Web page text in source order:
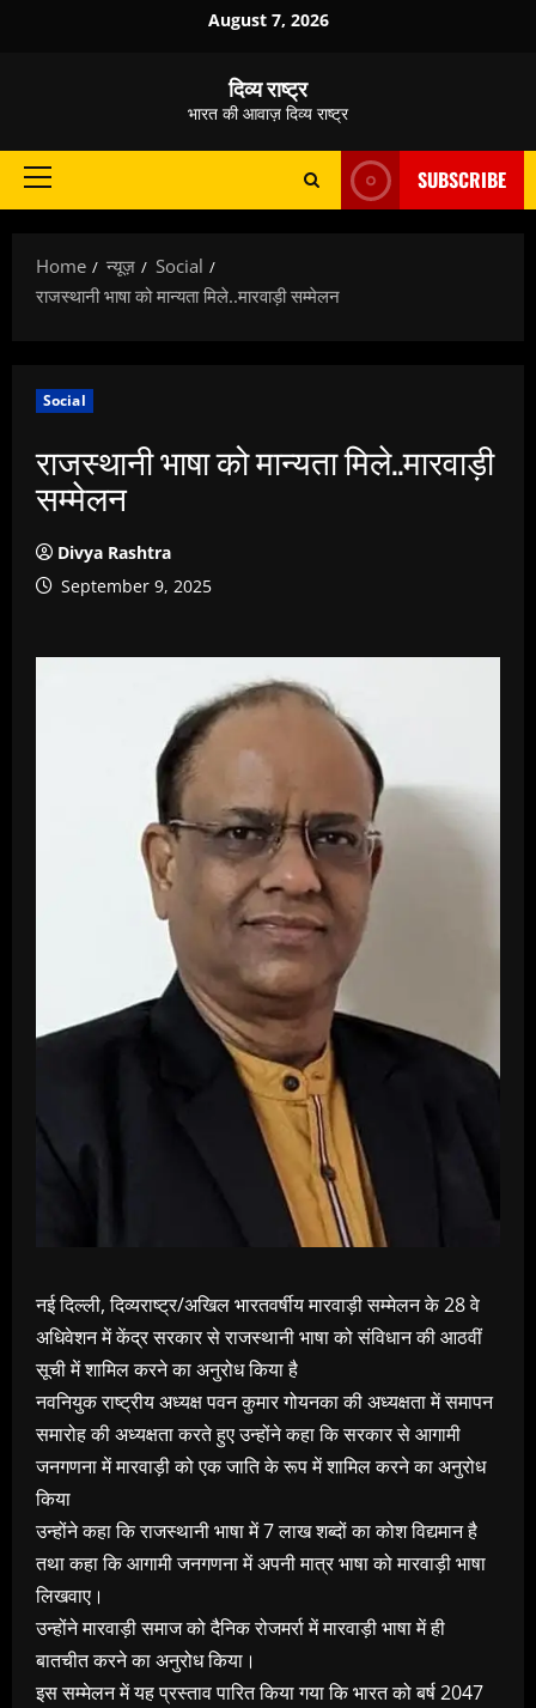
August 7, 2026
दिव्य राष्ट्र
भारत की आवाज़ दिव्य राष्ट्र
Primary
SUBSCRIBE
Home न्यूज़
Social
राजस्थानी भाषा को मान्यता मिले..मारवाड़ी सम्मेलन
Social
राजस्थानी भाषा को मान्यता मिले..मारवाड़ी
सम्मेलन
Divya Rashtra
September 9, 2025
नई दिल्ली, दिव्यराष्ट्र/अखिल भारतवर्षीय मारवाड़ी सम्मेलन के 28 वे
अधिवेशन में केंद्र सरकार से राजस्थानी भाषा को संविधान की आठवीं
सूची में शामिल करने का अनुरोध किया है
नवनियुक राष्ट्रीय अध्यक्ष पवन कुमार गोयनका की अध्यक्षता में समापन
समारोह की अध्यक्षता करते हुए उन्होंने कहा कि सरकार से आगामी
जनगणना में मारवाड़ी को एक जाति के रूप में शामिल करने का अनुरोध
किया
उन्होंने कहा कि राजस्थानी भाषा में 7 लाख शब्दों का कोश विद्यमान है
तथा कहा कि आगामी जनगणना में अपनी मात्र भाषा को मारवाड़ी भाषा
लिखवाए।
उन्होंने मारवाड़ी समाज को दैनिक रोजमर्रा में मारवाड़ी भाषा में ही
बातचीत करने का अनुरोध किया।
इस सम्मेलन में यह प्रस्ताव पारित किया गया कि भारत को बर्ष 2047